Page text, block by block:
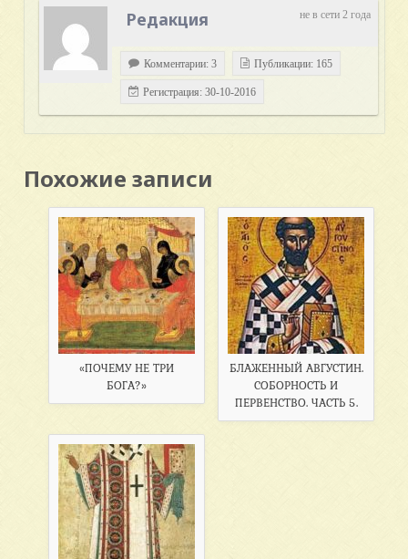
не в сети 2 года
Редакция
Комментарии: 3 Публикации: 165
Регистрация: 30-10-2016
Похожие записи
«ПОЧЕМУ НЕ ТРИ
БОГА?»
БЛАЖЕННЫЙ АВГУСТИН.
СОБОРНОСТЬ И
ПЕРВЕНСТВО. ЧАСТЬ 5.